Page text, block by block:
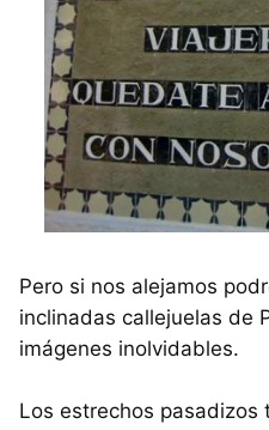
Pero si nos alejamos
inclinadas callejuelas de
imágenes inolvidables.
Los estrechos pasadizos